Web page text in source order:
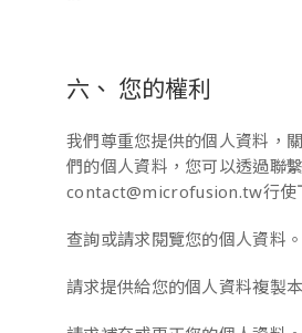
六、 您的權利
我們尊重您提供的個人資料，
們的個人資料，您可以透過聯
contact@microfusion.tw行使
查詢或請求閱覽您的個人資料。
請求提供給您的個人資料複製本